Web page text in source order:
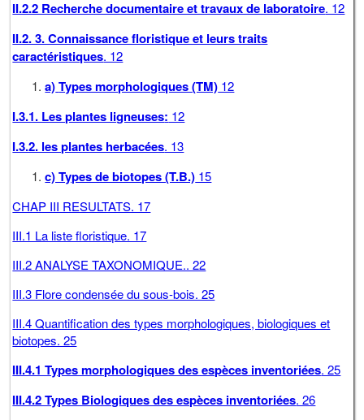
II.2.2 Recherche documentaire et travaux de laboratoire. 12
II.2. 3. Connaissance floristique et leurs traits
caractéristiques. 12
a)Types morphologiques (TM) 12
I.3.1. Les plantes ligneuses: 12
I.3.2. les plantes herbacées. 13
c) Types de biotopes (T.B.) 15
CHAP III RESULTATS. 17
III.1 La liste floristique. 17
III.2 ANALYSE TAXONOMIQUE.. 22
III.3 Flore condensée du sous-bois. 25
III.4 Quantification des types morphologiques, biologiques et
biotopes. 25
III.4.1 Types morphologiques des espèces inventoriées. 25
III.4.2 Types Biologiques des espèces inventoriées. 26